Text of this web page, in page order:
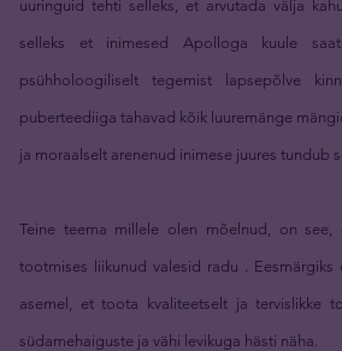
uuringuid tehti selleks, et arvutada välja
selleks et inimesed Apolloga kuule
psühholoogiliselt tegemist lapsepõlve
puberteediiga tahavad kõik luuremänge
ja moraalselt arenenud inimese juures tundub
Teine teema millele olen mõelnud, on
tootmises liikunud valesid radu .
asemel, et toota kvaliteetselt ja tervislikke
südamehaiguste ja vähi levikuga hästi näha.